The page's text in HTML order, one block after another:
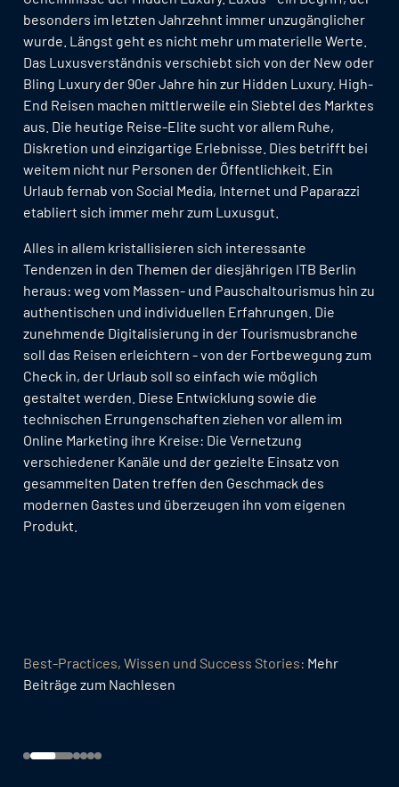
besonders im letzten Jahrzehnt immer unzugänglicher
wurde. Längst geht es nicht mehr um materielle Werte.
Das Luxusverständnis verschiebt sich von der New oder
Bling Luxury der 90er Jahre hin zur Hidden Luxury. High-
End Reisen machen mittlerweile ein Siebtel des Marktes
aus. Die heutige Reise-Elite sucht vor allem Ruhe,
Diskretion und einzigartige Erlebnisse. Dies betrifft bei
weitem nicht nur Personen der Öffentlichkeit. Ein
Urlaub fernab von Social Media, Internet und Paparazzi
etabliert sich immer mehr zum Luxusgut.
Alles in allem kristallisieren sich interessante
Tendenzen in den Themen der diesjährigen ITB Berlin
heraus: weg vom Massen- und Pauschaltourismus hin zu
authentischen und individuellen Erfahrungen. Die
zunehmende Digitalisierung in der Tourismusbranche
soll das Reisen erleichtern - von der Fortbewegung zum
Check in, der Urlaub soll so einfach wie möglich
gestaltet werden. Diese Entwicklung sowie die
technischen Errungenschaften ziehen vor allem im
Online Marketing ihre Kreise: Die Vernetzung
verschiedener Kanäle und der gezielte Einsatz von
gesammelten Daten treffen den Geschmack des
modernen Gastes und überzeugen ihn vom eigenen
Produkt.
Best-Practices, Wissen und Success Stories: Mehr
Beiträge zum Nachlesen